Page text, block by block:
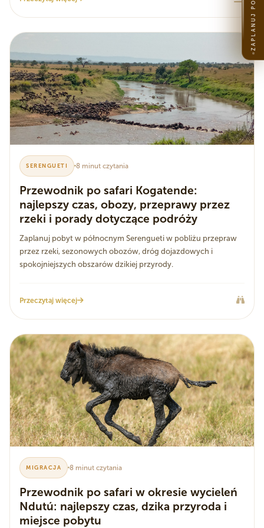
SERENGUETI 8 minut czytania
Przewodnik po safari Kogatende:
najlepszy czas, obozy, przeprawy przez
rzeki i porady dotyczące podróży
Zaplanuj pobyt w północnym Serengueti w pobliżu przepraw
przez rzeki, sezonowych obozów, dróg dojazdowych i
spokojniejszych obszarów dzikiej przyrody.
Przeczytaj więcej
MIGRACJA 8 minut czytania
Przewodnik po safari w okresie wycieleń
Ndutú: najlepszy czas, dzika przyroda i
miejsce pobytu